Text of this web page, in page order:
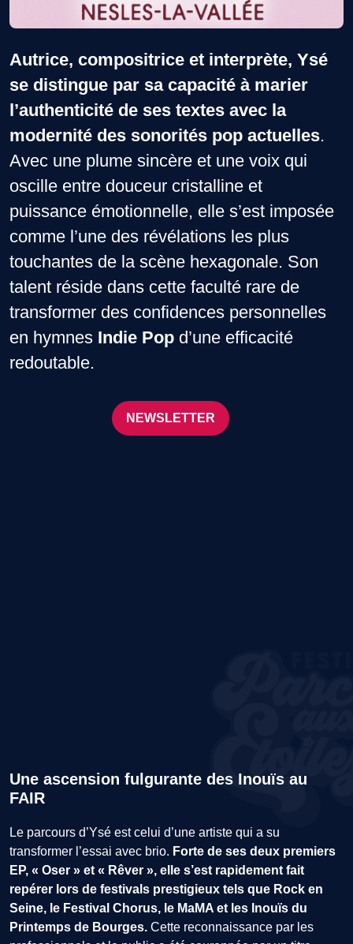
Autrice, compositrice et interprète, Ysé
se distingue par sa capacité à marier
l’authenticité de ses textes avec la
modernité des sonorités pop actuelles.
Avec une plume sincère et une voix qui
oscille entre douceur cristalline et
puissance émotionnelle, elle s’est imposée
comme l’une des révélations les plus
touchantes de la scène hexagonale. Son
talent réside dans cette faculté rare de
transformer des confidences personnelles
en hymnes Indie Pop d’une efficacité
redoutable.
NEWSLETTER
Une ascension fulgurante des Inouïs au
FAIR
Le parcours d’Ysé est celui d’une artiste qui a su
transformer l’essai avec brio. Forte de ses deux premiers
EP, « Oser » et « Rêver », elle s’est rapidement fait
repérer lors de festivals prestigieux tels que Rock en
Seine, le Festival Chorus, le MaMA et les Inouïs du
Printemps de Bourges. Cette reconnaissance par les